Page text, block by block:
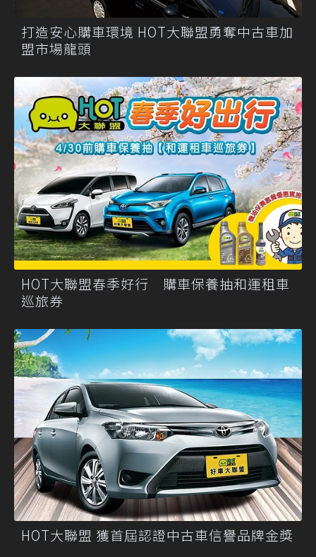
打造安心購車環境 HOT大聯盟勇奪中古車加
盟市場龍頭
HOT大聯盟春季好行 購車保養抽和運租車
巡旅券
HOT大聯盟 獲首屆認證中古車信譽品牌金獎